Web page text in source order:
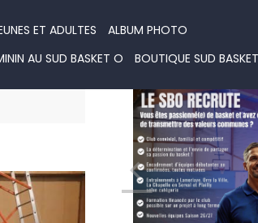
ET ADULTES
ALBUM PHOTO
AU SUD BASKET O
BOUTIQUE SUD